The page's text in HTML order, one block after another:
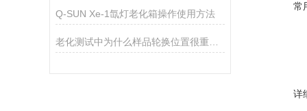
Q-SUN Xe-1氙灯老化箱操作使用方法
老化测试中为什么样品轮换位置很重要？
常
详